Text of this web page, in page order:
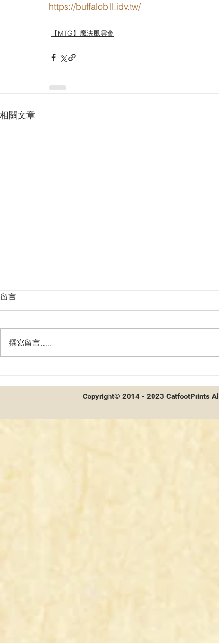
https://buffalobill.idv.tw/
【MTG】魔法風雲會
相關文章
魔法風雲會標準禁牌表
(Modern)
留言
撰寫留言......
Copyright© 2014 - 2023 CatfootPrints